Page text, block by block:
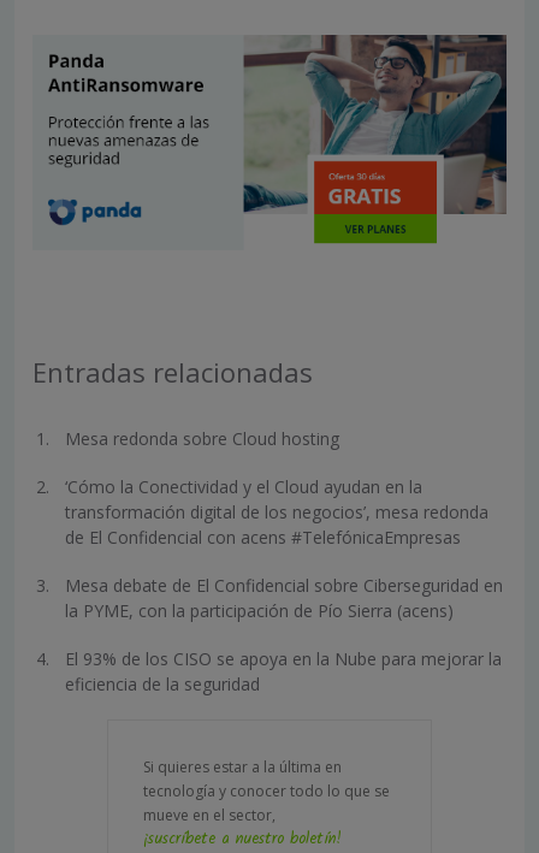
Entradas relacionadas
Mesa redonda sobre Cloud hosting
‘Cómo la Conectividad y el Cloud ayudan en la
transformación digital de los negocios’, mesa redonda
de El Confidencial con acens #TelefónicaEmpresas
Mesa debate de El Confidencial sobre Ciberseguridad en
la PYME, con la participación de Pío Sierra (acens)
El 93% de los CISO se apoya en la Nube para mejorar la
eficiencia de la seguridad
Si quieres estar a la última en
tecnología y conocer todo lo que se
mueve en el sector,
¡suscríbete a nuestro boletín!